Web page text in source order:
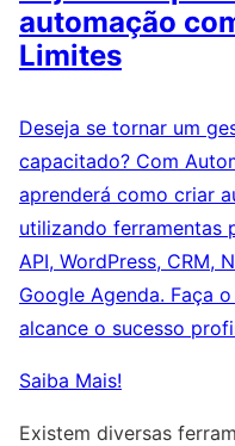
automação
Limites
Deseja se tornar um
capacitado? Com
aprenderá como criar
utilizando ferramentas
API, WordPress, CRM,
Google Agenda. Faça
alcance o sucesso
Saiba Mais!
Existem diversas